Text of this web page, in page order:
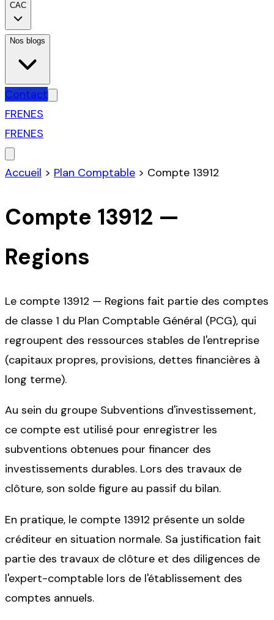
CAC
Nos blogs
Contact
FRENES
FRENES
Accueil > Plan Comptable > Compte 13912
Compte 13912 —
Regions
Le compte 13912 — Regions fait partie des comptes
de classe 1 du Plan Comptable Général (PCG), qui
regroupent des ressources stables de l'entreprise
(capitaux propres, provisions, dettes financières à
long terme).
Au sein du groupe Subventions d'investissement,
ce compte est utilisé pour enregistrer les
subventions obtenues pour financer des
investissements durables. Lors des travaux de
clôture, son solde figure au passif du bilan.
En pratique, le compte 13912 présente un solde
créditeur en situation normale. Sa justification fait
partie des travaux de clôture et des diligences de
l'expert-comptable lors de l'établissement des
comptes annuels.